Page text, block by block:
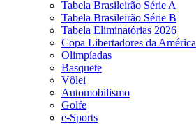
Tabela Brasileirão Série A
Tabela Brasileirão Série B
Tabela Eliminatórias 2026
Copa Libertadores da América
Olimpíadas
Basquete
Vôlei
Automobilismo
Golfe
e-Sports